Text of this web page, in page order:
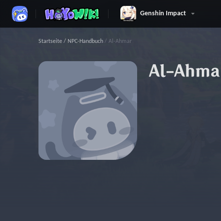
Genshin Impact
Startseite / NPC-Handbuch / Al-Ahmar
Al-